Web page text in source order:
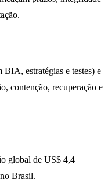
estratégias e testes) e
contenção, recuperação e
global de US$ 4,4
Brasil.